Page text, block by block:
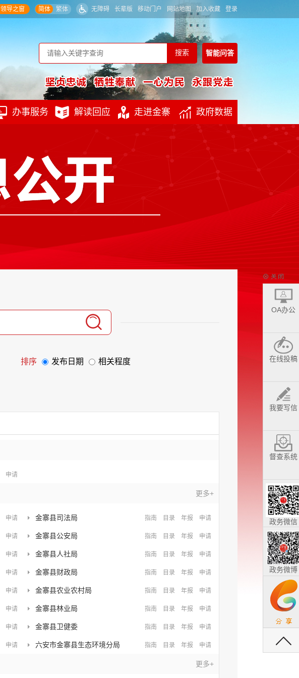
领导之窗 简体 繁体 无障碍 长辈版 移动门户 网站地图 加入收藏 登录
智能问答
办事服务 解读回应 走进金寨 政府数据
排序 发布日期 相关程度
申请
更多+
申请 指南 目录 年报 申请
金寨县司法局
申请 指南 目录 年报 申请
金寨县公安局
申请 指南 目录 年报 申请
金寨县人社局
申请 指南 目录 年报 申请
金寨县财政局
申请 指南 目录 年报 申请
金寨县农业农村局
申请 指南 目录 年报 申请
金寨县林业局
申请 指南 目录 年报 申请
金寨县卫健委
申请 指南 目录 年报 申请
六安市金寨县生态环境分局
更多+
OA办公
在线投稿
我要写信
督查系统
政务微信
政务微博